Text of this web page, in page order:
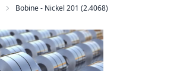
Bobine - Nickel 201 (2.4068)